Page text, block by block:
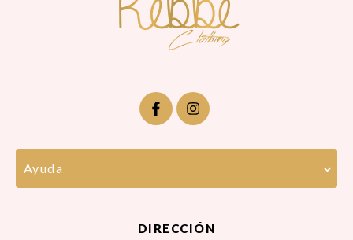
Ayuda
DIRECCIÓN